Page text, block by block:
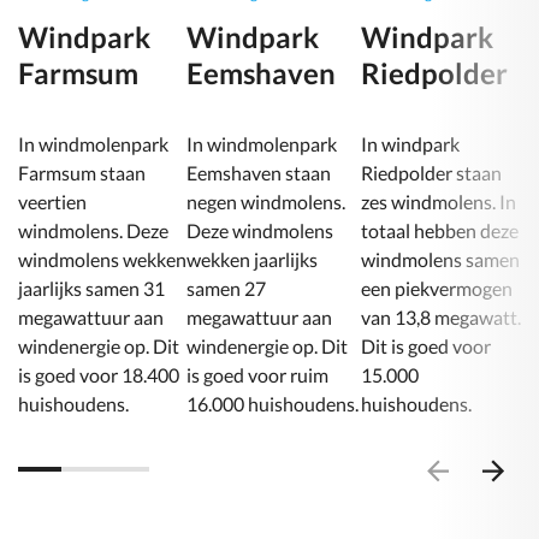
Windpark
Farmsum
In windmolenpark
Farmsum staan
veertien
windmolens. Deze
windmolens wekken
jaarlijks samen 31
megawattuur aan
windenergie op. Dit
is goed voor 18.400
Windpark
Eemshaven
In windmolenpark
Eemshaven staan
negen windmolens.
Deze windmolens
wekken jaarlijks
samen 27
megawattuur aan
windenergie op. Dit
is goed voor ruim
Windpark
Riedpolder
In windpark
Riedpolder staan
zes windmolens. In
totaal hebben deze
windmolens samen
een piekvermogen
van 13,8 megawatt.
Dit is goed voor
15.000
huishoudens.